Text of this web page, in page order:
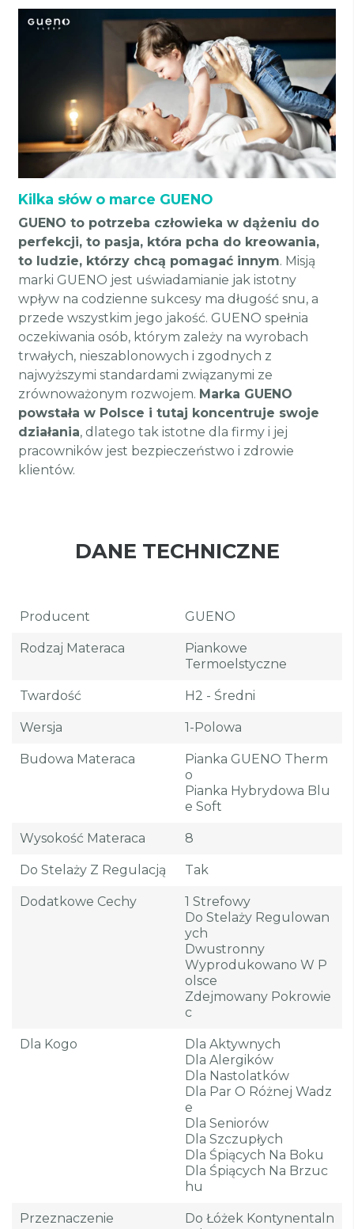
Kilka słów o marce GUENO
GUENO to potrzeba człowieka w dążeniu do
perfekcji, to pasja, która pcha do kreowania,
to ludzie, którzy chcą pomagać innym. Misją
marki GUENO jest uświadamianie jak istotny
wpływ na codzienne sukcesy ma długość snu, a
przede wszystkim jego jakość. GUENO spełnia
oczekiwania osób, którym zależy na wyrobach
trwałych, nieszablonowych i zgodnych z
najwyższymi standardami związanymi ze
zrównoważonym rozwojem. Marka GUENO
powstała w Polsce i tutaj koncentruje swoje
działania, dlatego tak istotne dla firmy i jej
pracowników jest bezpieczeństwo i zdrowie
klientów.
DANE TECHNICZNE
Producent GUENO
Rodzaj Materaca
Piankowe
Termoelstyczne
Twardość H2 - Średni
Wersja 1-Polowa
Budowa Materaca
Pianka GUENO Therm
O
Pianka Hybrydowa Blu
E Soft
Wysokość Materaca 8
Do Stelaży Z Regulacją Tak
Dodatkowe Cechy
1 Strefowy
Do Stelaży Regulowan
Ych
Dwustronny
Wyprodukowano W P
Olsce
Zdejmowany Pokrowie
C
Dla Kogo
Dla Aktywnych
Dla Alergików
Dla Nastolatków
Dla Par O Różnej Wadz
E
Dla Seniorów
Dla Szczupłych
Dla Śpiących Na Boku
Dla Śpiących Na Brzuc
Hu
Przeznaczenie
Do Łóżek Kontynentaln